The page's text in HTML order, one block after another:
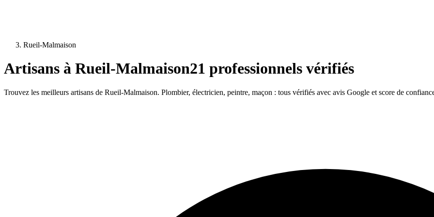
Rueil-Malmaison
Artisans à Rueil-Malmaison21 professionnels vérifiés
Trouvez les meilleurs artisans de Rueil-Malmaison. Plombier, électricien, peintre, maçon : tous vérifiés avec avis Google et score de